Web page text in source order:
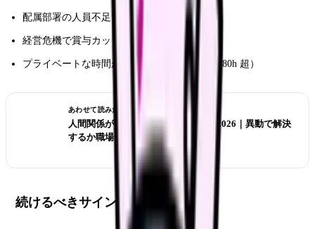
配属部署の人員不足で指導が受けられない
経営危機で賞与カット・残業代未払い
プライベートな時間が全く取れない（月残業 80h 超）
あわせて読みたい
人間関係がつらい看護師の転職判断 2026｜異動で解決
するか職場を変えるか
続けるべきサイン